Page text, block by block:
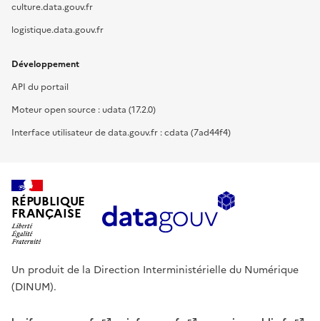
culture.data.gouv.fr
logistique.data.gouv.fr
Développement
API du portail
Moteur open source : udata (17.2.0)
Interface utilisateur de data.gouv.fr : cdata (7ad44f4)
RÉPUBLIQUE
FRANÇAISE
Un produit de la Direction Interministérielle du Numérique
(DINUM).